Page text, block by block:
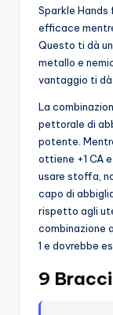
Sparkle
efficace
Questo ti dà
metallo e
vantaggio ti dà
La
pettorale di
potente.
ottiene +1 CA
usare stoffa,
capo di
rispetto agli
combinazione
1 e dovrebbe
9